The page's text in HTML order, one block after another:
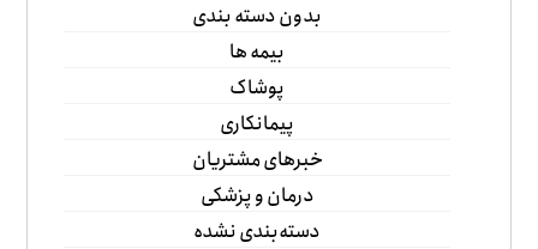
بدون دسته بندی
بیمه ها
پوشاک
پیمانکاری
خبرهای مشتریان
درمان و پزشکی
دسته‌بندی نشده